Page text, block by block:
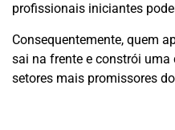
profissionais iniciantes
Consequentemente, quem
sai na frente e constrói
setores mais promissores